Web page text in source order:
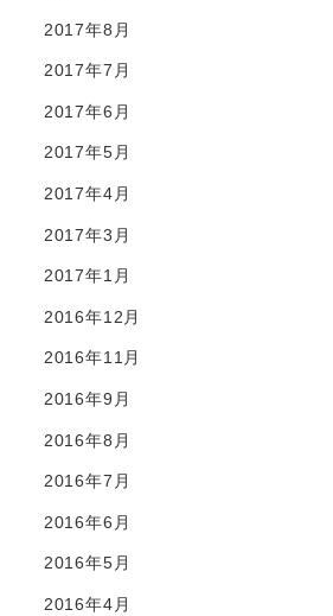
2017年8月
2017年7月
2017年6月
2017年5月
2017年4月
2017年3月
2017年1月
2016年12月
2016年11月
2016年9月
2016年8月
2016年7月
2016年6月
2016年5月
2016年4月